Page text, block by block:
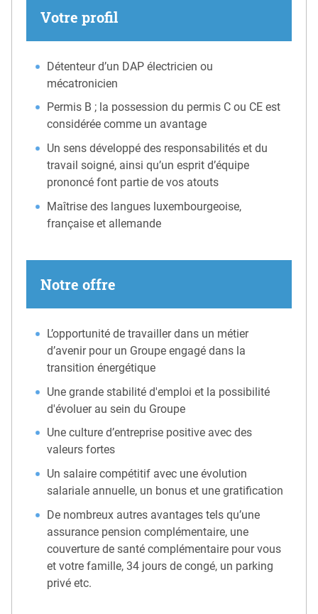
Votre profil
Détenteur d’un DAP électricien ou
mécatronicien
Permis B ; la possession du permis C ou CE est
considérée comme un avantage
Un sens développé des responsabilités et du
travail soigné, ainsi qu’un esprit d’équipe
prononcé font partie de vos atouts
Maîtrise des langues luxembourgeoise,
française et allemande
Notre offre
L’opportunité de travailler dans un métier
d’avenir pour un Groupe engagé dans la
transition énergétique
Une grande stabilité d'emploi et la possibilité
d'évoluer au sein du Groupe
Une culture d’entreprise positive avec des
valeurs fortes
Un salaire compétitif avec une évolution
salariale annuelle, un bonus et une gratification
De nombreux autres avantages tels qu’une
assurance pension complémentaire, une
couverture de santé complémentaire pour vous
et votre famille, 34 jours de congé, un parking
privé etc.